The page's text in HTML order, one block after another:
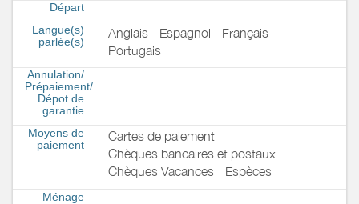
Départ
Langue(s)
parlée(s)
Anglais Espagnol
Français
Portugais
Annulation/
Prépaiement/
Dépot de
garantie
Moyens de
paiement
Cartes de paiement
Chèques bancaires et postaux
Chèques Vacances
Espèces
Ménage